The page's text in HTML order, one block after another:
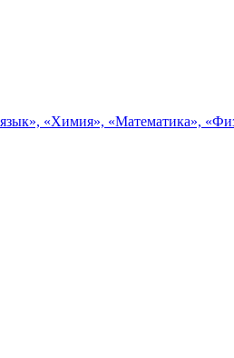
«Химия», «Математика»,